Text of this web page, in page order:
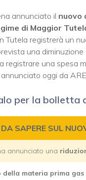
annunciato il nuovo
di Maggior
Tutela registrerà un
una diminuzione
registrare una spesa
oggi da
per la bolletta
SAPERE SUL
annunciato una
della materia prima gas